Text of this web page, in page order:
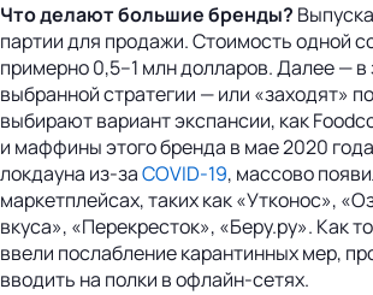
Что делают большие бренды?
партии для продажи. Стоимость одной
примерно 0,5–1 млн долларов. Далее — в
выбранной стратегии — или «заходят»
выбирают вариант экспансии, как
и маффины этого бренда в мае 2020
локдауна из-заCOVID-19, массово
маркетплейсах, таких как «Утконос»,
вкуса», «Перекресток», «Беру.ру». Как
ввели послабление карантинных мер,
вводить на полки в офлайн-сетях.